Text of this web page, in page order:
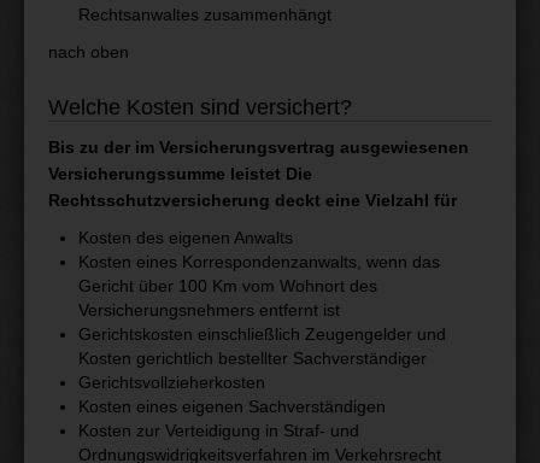
Rechtsanwaltes zusammenhängt
nach oben
Welche Kosten sind versichert?
Bis zu der im Versicherungsvertrag ausgewiesenen
Versicherungssumme leistet Die
Rechtsschutzversicherung deckt eine Vielzahl für
Kosten des eigenen Anwalts
Kosten eines Korrespondenzanwalts, wenn das
Gericht über 100 Km vom Wohnort des
Versicherungsnehmers entfernt ist
Gerichtskosten einschließlich Zeugengelder und
Kosten gerichtlich bestellter Sachverständiger
Gerichtsvollzieherkosten
Kosten eines eigenen Sachverständigen
Kosten zur Verteidigung in Straf- und
Ordnungswidrigkeitsverfahren im Verkehrsrecht